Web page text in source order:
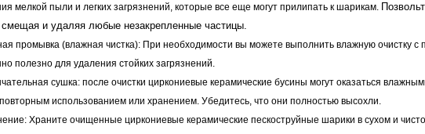
мелкой пыли и легких загрязнений, которые все еще могут прилипать к шарикам.
смещая и удаляя любые незакрепленные частицы.
промывка (влажная чистка): При необходимости вы можете выполнить влажную очистку
полезно для удаления стойких загрязнений.
сушка: после очистки циркониевые керамические бусины могут оказаться
использованием или хранением. Убедитесь, что они полностью высохли.
Храните очищенные циркониевые керамические пескоструйные шарики в сухом и